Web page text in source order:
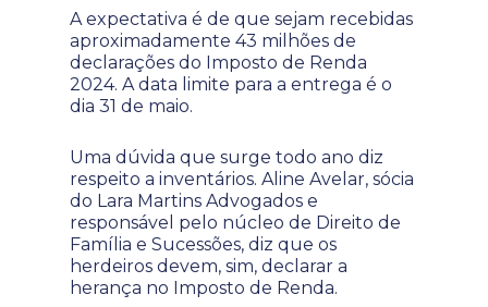
A expectativa é de que sejam recebidas
aproximadamente 43 milhões de
declarações do Imposto de Renda
2024. A data limite para a entrega é o
dia 31 de maio.
Uma dúvida que surge todo ano diz
respeito a inventários. Aline Avelar, sócia
do Lara Martins Advogados e
responsável pelo núcleo de Direito de
Família e Sucessões, diz que os
herdeiros devem, sim, declarar a
herança no Imposto de Renda.